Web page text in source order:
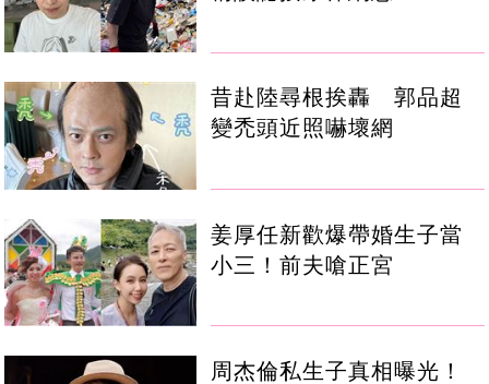
昔赴陸尋根挨轟 郭品超
變禿頭近照嚇壞網
姜厚任新歡爆帶婚生子當
小三！前夫嗆正宮
周杰倫私生子真相曝光！